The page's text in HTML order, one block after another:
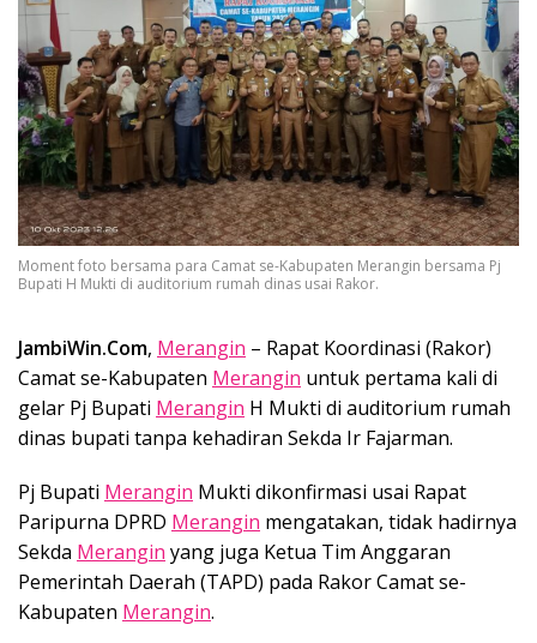
Moment foto bersama para Camat se-Kabupaten Merangin bersama Pj
Bupati H Mukti di auditorium rumah dinas usai Rakor.
JambiWin.Com, Merangin – Rapat Koordinasi (Rakor)
Camat se-Kabupaten Merangin untuk pertama kali di
gelar Pj Bupati Merangin H Mukti di auditorium rumah
dinas bupati tanpa kehadiran Sekda Ir Fajarman.
Pj Bupati Merangin Mukti dikonfirmasi usai Rapat
Paripurna DPRD Merangin mengatakan, tidak hadirnya
Sekda Merangin yang juga Ketua Tim Anggaran
Pemerintah Daerah (TAPD) pada Rakor Camat se-
Kabupaten Merangin.